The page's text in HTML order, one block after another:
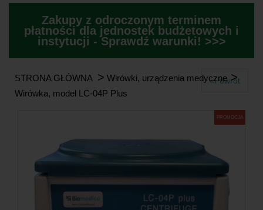
Zakupy z odroczonym terminem
płatności dla jednostek budżetowych i
instytucji - Sprawdź warunki! >>>
STRONA GŁÓWNA > Wirówki, urządzenia medyczne >
Wirówka, model LC-04P Plus
«Powrót
PROMOCJA